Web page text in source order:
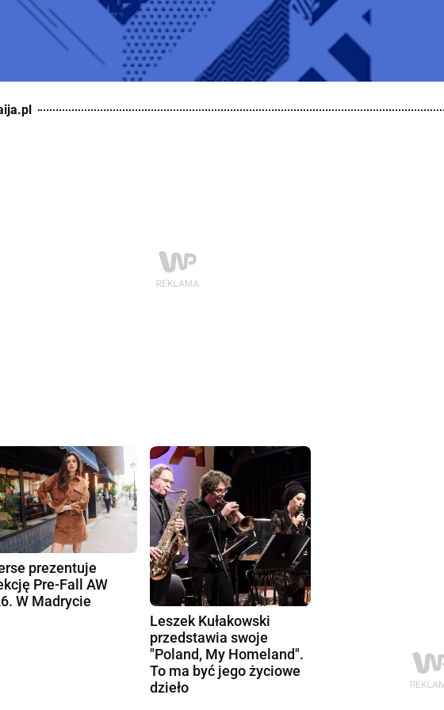
prezentuje
Pre-Fall AW
W Madrycie
Leszek Kułakowski
przedstawia swoje
"Poland, My Homeland".
To ma być jego życiowe
dzieło